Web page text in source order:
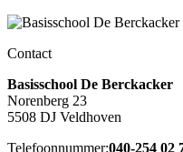
Contact
Basisschool De Berckacker
Norenberg 23
5508 DJ Veldhoven
Telefoonnummer:040-254 02